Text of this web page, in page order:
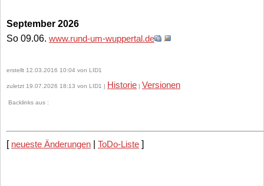
September 2026
So 09.06. www.rund-um-wuppertal.de
erstellt 12.03.2016 10:04 von LID1
zuletzt 19.07.2026 18:13 von LID1 | Historie | Versionen
Backlinks aus :
[ neueste Änderungen ToDo-Liste ]